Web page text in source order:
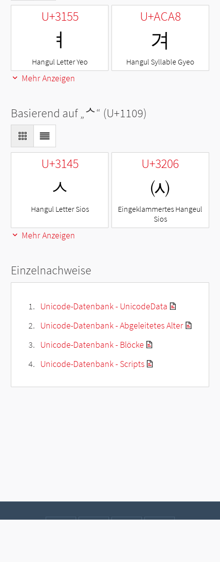
U+3155
ㅕ
Hangul Letter Yeo
U+ACA8
겨
Hangul Syllable Gyeo
Mehr Anzeigen
Basierend auf „ᄉ“ (U+1109)
U+3145
ㅅ
Hangul Letter Sios
U+3206
㈆
Eingeklammertes Hangeul
Sios
Mehr Anzeigen
Einzelnachweise
Unicode-Datenbank - UnicodeData
Unicode-Datenbank - Abgeleitetes Alter
Unicode-Datenbank - Blöcke
Unicode-Datenbank - Scripts